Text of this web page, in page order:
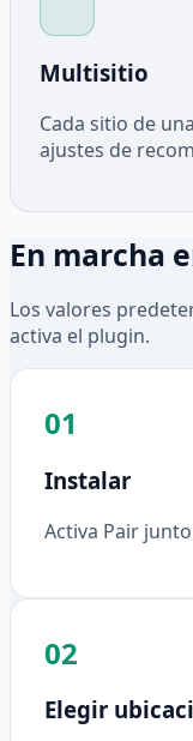
Multisitio
Cada sitio de
ajustes de
En marcha
Los valores
activa el plugin.
01
Instalar
Activa Pair
02
Elegir